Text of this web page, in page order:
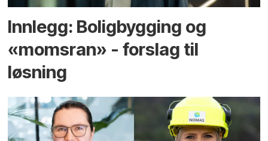
Innlegg: Boligbygging og
«momsran» - forslag til
løsning